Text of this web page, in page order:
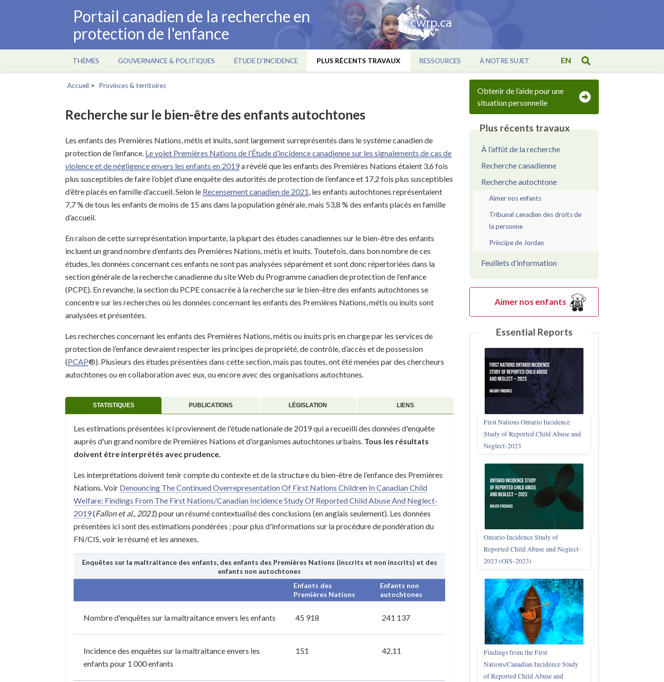
Portail canadien de la recherche en
protection de l'enfance
Main
navigation
THÈMES GOUVERNANCE & POLITIQUES ÉTUDE D'INCIDENCE PLUS RÉCENTS TRAVAUX RESSOURCES À NOTRE SUJET EN
Accueil Provinces & territoires
Recherche sur le bien-être des enfants autochtones
Les enfants des Premières Nations, métis et inuits, sont largement surreprésentés dans le système canadien de
protection de l’enfance. Le volet Premières Nations de l’Étude d’incidence canadienne sur les signalements de cas de
violence et de négligence envers les enfants en 2019a révélé que les enfants des Premières Nations étaient 3,6 fois
plus susceptibles de faire l’objet d’une enquête des autorités de protection de l’enfance et 17,2 fois plus susceptibles
d’être placés en famille d’accueil. Selon le Recensement canadien de 2021, les enfants autochtones représentaient
7,7 % de tous les enfants de moins de 15 ans dans la population générale, mais 53,8 % des enfants placés en famille
d’accueil.
En raison de cette surreprésentation importante, la plupart des études canadiennes sur le bien-être des enfants
incluent un grand nombre d’enfants des Premières Nations, métis et inuits. Toutefois, dans bon nombre de ces
études, les données concernant ces enfants ne sont pas analysées séparément et sont donc répertoriées dans la
section générale de la recherche canadienne du site Web du Programme canadien de protection de l’enfance
(PCPE). En revanche, la section du PCPE consacrée à la recherche sur le bien-être des enfants autochtones se
concentre sur les recherches où les données concernant les enfants des Premières Nations, métis ou inuits sont
analysées et présentées.
Les recherches concernant les enfants des Premières Nations, métis ou inuits pris en charge par les services de
protection de l’enfance devraient respecter les principes de propriété, de contrôle, d’accès et de possession
(PCAP®). Plusieurs des études présentées dans cette section, mais pas toutes, ont été menées par des chercheurs
autochtones ou en collaboration avec eux, ou encore avec des organisations autochtones.
STATISTIQUES PUBLICATIONS LÉGISLATION LIENS
Les estimations présentées ici proviennent de l'étude nationale de 2019 qui a recueilli des données d'enquête
auprès d'un grand nombre de Premières Nations et d'organismes autochtones urbains. Tous les résultats
doivent être interprétés avec prudence.
Les interprétations doivent tenir compte du contexte et de la structure du bien-être de l’enfance des Premières
Nations. Voir Denouncing The Continued Overrepresentation Of First Nations Children In Canadian Child
Welfare: Findings From The First Nations/Canadian Incidence Study Of Reported Child Abuse And Neglect-
2019(Fallon et al., 2021) pour un résumé contextualisé des conclusions (en anglais seulement). Les données
présentées ici sont des estimations pondérées ; pour plus d'informations sur la procédure de pondération du
FN/CIS, voir le résumé et les annexes.
Enquêtes sur la maltraitance des enfants, des enfants des Premières Nations (inscrits et non inscrits) et des
enfants non autochtones
Enfants des
Premières Nations
Enfants non
autochtones
Nombre d'enquêtes sur la maltraitance envers les enfants 45 918 241 137
Incidence des enquêtes sur la maltraitance envers les
enfants pour 1 000 enfants
151 42,11
Obtenir de l’aide pour une
situation personnelle
Plus récents travaux
À l’affût de la recherche
Recherche canadienne
Recherche autochtone
Aimer nos enfants
Tribunal canadien des droits de
la personne
Principe de Jordan
Feuillets d’information
Aimer nos enfants
Essential Reports
First Nations Ontario Incidence
Study of Reported Child Abuse and
Neglect‑2023
Ontario Incidence Study of
Reported Child Abuse and Neglect-
2023 (OIS‑2023)
Findings from the First
Nations/Canadian Incidence Study
of Reported Child Abuse and